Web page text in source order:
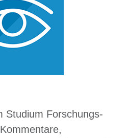
Studium Forschungs-